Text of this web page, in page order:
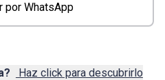
por WhatsApp
Haz click para descubrirlo